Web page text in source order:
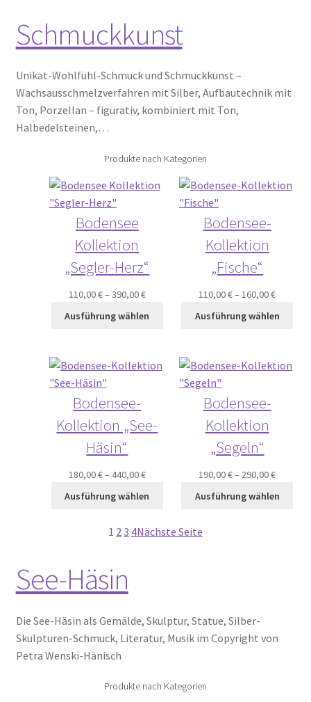
Schmuckkunst
Unikat-Wohlfühl-Schmuck und Schmuckkunst –
Wachsausschmelzverfahren mit Silber, Aufbautechnik mit
Ton, Porzellan – figurativ, kombiniert mit Ton,
Halbedelsteinen,…
Produkte nach Kategorien
Bodensee
Kollektion
„Segler-Herz“
110,00€– 390,00€
Ausführung wählen
Bodensee-
Kollektion
„Fische“
110,00€–160,00€
Ausführung wählen
Bodensee-
Kollektion „See-
Häsin“
180,00€– 440,00€
Ausführung wählen
Bodensee-
Kollektion
„Segeln“
190,00€– 290,00€
Ausführung wählen
1 23 4Nächste Seite
See-Häsin
Die See-Häsin als Gemälde, Skulptur, Statue, Silber-
Skulpturen-Schmuck, Literatur, Musik im Copyright von
Petra Wenski-Hänisch
Produkte nach Kategorien